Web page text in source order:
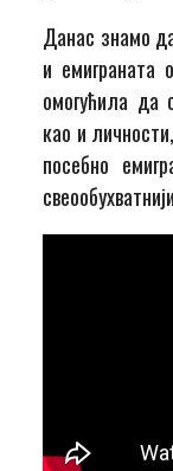
Данас знамо
и емиграната
омогућила да
као и
посебно